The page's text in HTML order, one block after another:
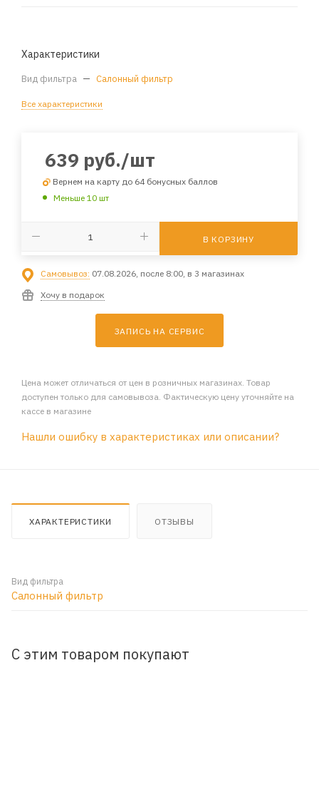
Характеристики
Вид фильтра — Салонный фильтр
Все характеристики
639 руб./шт
Вернем на карту до 64 бонусных баллов
Меньше 10 шт
В КОРЗИНУ
Самовывоз: 07.08.2026, после 8:00, в 3 магазинах
Хочу в подарок
ЗАПИСЬ НА СЕРВИС
Цена может отличаться от цен в розничных магазинах. Товар
доступен только для самовывоза. Фактическую цену уточняйте на
кассе в магазине
Нашли ошибку в характеристиках или описании?
ХАРАКТЕРИСТИКИ ОТЗЫВЫ
Вид фильтра
Салонный фильтр
С этим товаром покупают